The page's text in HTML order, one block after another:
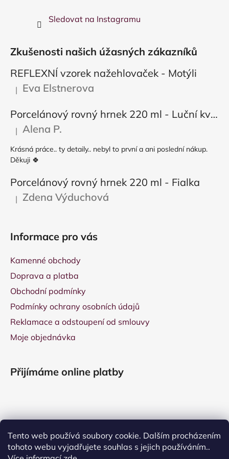
Tento web používá soubory cookie. Dalším procházením
tohoto webu vyjadřujete souhlas s jejich používáním..
Sledovat na Instagramu
Zkušenosti našich úžasných zákazníků
REFLEXNÍ vzorek nažehlovaček - Motýli
Hodnocení produktu je 5 z 5 hvězdiček.
| Eva Elstnerova
Porcelánový rovný hrnek 220 ml - Luční květy
Hodnocení produktu je 5 z 5 hvězdiček.
| Alena P.
Krásná práce.. ty detaily.. nebyl to první a ani poslední nákup.
Děkuji 🍀
Porcelánový rovný hrnek 220 ml - Fialka
Hodnocení produktu je 5 z 5 hvězdiček.
| Zdena Výduchová
Informace pro vás
Kamenné obchody
Doprava a platba
Obchodní podmínky
Podmínky ochrany osobních údajů
Reklamace a odstoupení od smlouvy
Moje objednávka
Přijímáme online platby